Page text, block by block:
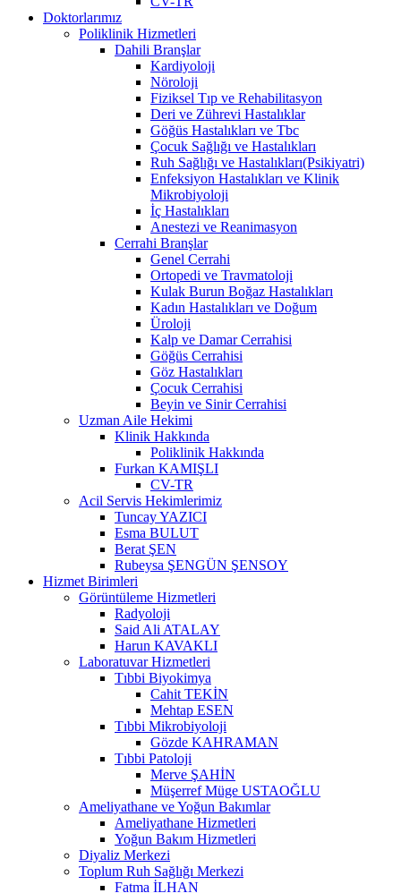
Doktorlarımız
Poliklinik Hizmetleri
Dahili Branşlar
Kardiyoloji
Nöroloji
Fiziksel Tıp ve Rehabilitasyon
Deri ve Zührevi Hastalıklar
Göğüs Hastalıkları ve Tbc
Çocuk Sağlığı ve Hastalıkları
Ruh Sağlığı ve Hastalıkları(Psikiyatri)
Enfeksiyon Hastalıkları ve Klinik
Mikrobiyoloji
İç Hastalıkları
Anestezi ve Reanimasyon
Cerrahi Branşlar
Genel Cerrahi
Ortopedi ve Travmatoloji
Kulak Burun Boğaz Hastalıkları
Kadın Hastalıkları ve Doğum
Üroloji
Kalp ve Damar Cerrahisi
Göğüs Cerrahisi
Göz Hastalıkları
Çocuk Cerrahisi
Beyin ve Sinir Cerrahisi
Uzman Aile Hekimi
Klinik Hakkında
Poliklinik Hakkında
Furkan KAMIŞLI
CV-TR
Acil Servis Hekimlerimiz
Tuncay YAZICI
Esma BULUT
Berat ŞEN
Rubeysa ŞENGÜN ŞENSOY
Hizmet Birimleri
Görüntüleme Hizmetleri
Radyoloji
Said Ali ATALAY
Harun KAVAKLI
Laboratuvar Hizmetleri
Tıbbi Biyokimya
Cahit TEKİN
Mehtap ESEN
Tıbbi Mikrobiyoloji
Gözde KAHRAMAN
Tıbbi Patoloji
Merve ŞAHİN
Müşerref Müge USTAOĞLU
Ameliyathane ve Yoğun Bakımlar
Ameliyathane Hizmetleri
Yoğun Bakım Hizmetleri
Diyaliz Merkezi
Toplum Ruh Sağlığı Merkezi
Fatma İLHAN